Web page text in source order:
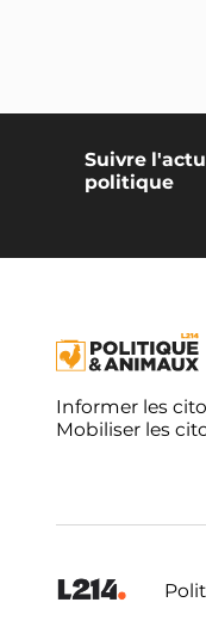
Suivre
politique
Informer les
Mobiliser les